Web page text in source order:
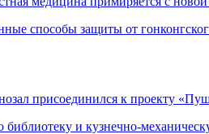
способы защиты от
присоединился к проекту
библиотеку и кузнечно-